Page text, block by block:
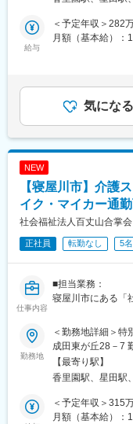
向け福祉サービス
護老人ホーム「
宅介護支援、高齢
通じて、利用者
す。
●計画書作成・モ
※毎月事業所内で
■組織構成：
■当法人について：
社会福祉法人百
向け福祉サービ
に支援する事業を
通じて、利用者
す。
変更の範囲：会社
給与
＜予定年収＞282
月額（基本給）：
遇金手当 10,000
数 計 2ヶ月分(前
選考を通じて上
含めた表記です。
気になる
NEW
【寝屋川市】介
イク・マイカー通
社会福祉法人百丈山合掌会
正社員 転勤なし 5
仕事内容
■担当業務：
寝屋川市にある「
《具体的には》
特別養護老人ホ
に対し、日常的な
・入浴
・排泄
・食事
・移動
勤務地
＜勤務地詳細＞特
成田東が丘28－7
面禁煙変更の範囲
【最寄り駅】
香里園駅、星田駅
＜予定年収＞315
月額（基本給）：